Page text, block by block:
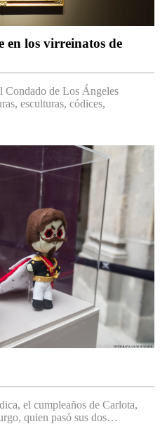
en los virreinatos de
Condado de Los Ángeles
esculturas, códices,
el cumpleaños de Carlota,
quien pasó sus dos…